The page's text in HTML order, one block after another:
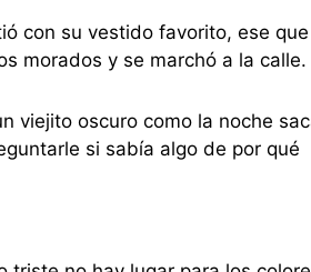
con su vestido favorito, ese
morados y se marchó a la calle.
viejito oscuro como la noche
si sabía algo de por qué